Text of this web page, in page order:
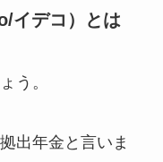
イデコ）とは
う。
出年金と言いま